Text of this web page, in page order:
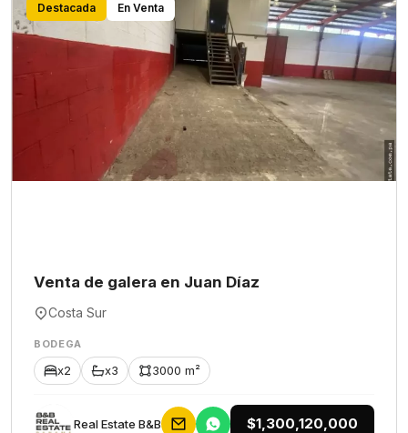
Destacada En Venta
Venta de galera en Juan Díaz
Costa Sur
BODEGA
x2 x3 3000 m²
Rеаl Еstаtе В&В $1,300,120,000